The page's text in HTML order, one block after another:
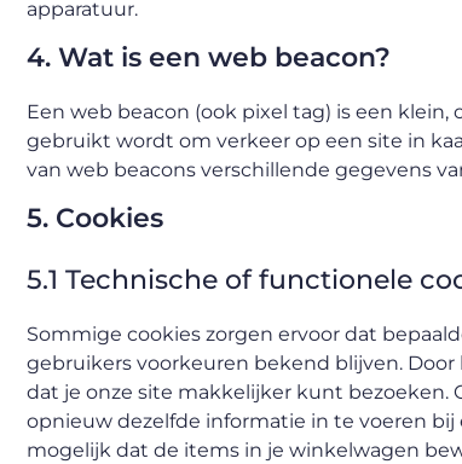
apparatuur.
4. Wat is een web beacon?
Een web beacon (ook pixel tag) is een
gebruikt wordt om verkeer op een site in
van web beacons verschillende gegevens
5. Cookies
5.1 Technische of functionele
Sommige cookies zorgen ervoor dat
gebruikers voorkeuren bekend blijven.
dat je onze site makkelijker kunt bezoeken.
opnieuw dezelfde informatie in te voeren bij
mogelijk dat de items in je winkelwagen